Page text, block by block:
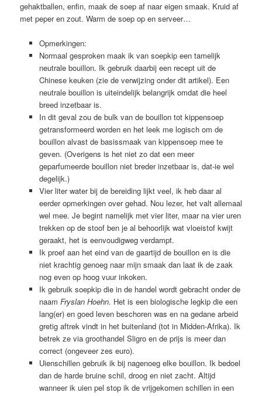
gehaktballen, enfin, maak de soep af naar eigen smaak. Kruid af
met peper en zout. Warm de soep op en serveer…
Opmerkingen:
Normaal gesproken maak ik van soepkip een tamelijk
neutrale bouillon. Ik gebruik daarbij een recept uit de
Chinese keuken (zie de verwijzing onder dit artikel). Een
neutrale bouillon is uiteindelijk belangrijk omdat die heel
breed inzetbaar is.
In dit geval zou de bulk van de bouillon tot kippensoep
getransformeerd worden en het leek me logisch om de
bouillon alvast de basissmaak van kippensoep mee te
geven. (Overigens is het niet zo dat een meer
geparfumeerde bouillon niet breder inzetbaar is, dat-ie wel
degelijk.)
Vier liter water bij de bereiding lijkt veel, ik heb daar al
eerder opmerkingen over gehad. Nou lezer, het valt allemaal
wel mee. Je begint namelijk met vier liter, maar na vier uren
trekken op de stoof ben je al behoorlijk wat vloeistof kwijt
geraakt, het is eenvoudigweg verdampt.
Ik proef aan het eind van de gaartijd de bouillon en is die
niet krachtig genoeg naar mijn smaak dan laat ik de zaak
nog even op hoog vuur inkoken.
Ik gebruik soepkip die in de handel wordt gebracht onder de
naam Fryslan Hoehn. Het is een biologische legkip die een
lang(er) en goed leven beschoren was en na gedane arbeid
gretig aftrek vindt in het buitenland (tot in Midden-Afrika). Ik
betrek ze via groothandel Sligro en de prijs is meer dan
correct (ongeveer zes euro).
Uienschillen gebruik ik bij nagenoeg elke bouillon. Ik bedoel
dan de harde bruine schil, droog en niet zacht. Altijd
wanneer ik uien pel stop ik de vrijgekomen schillen in een